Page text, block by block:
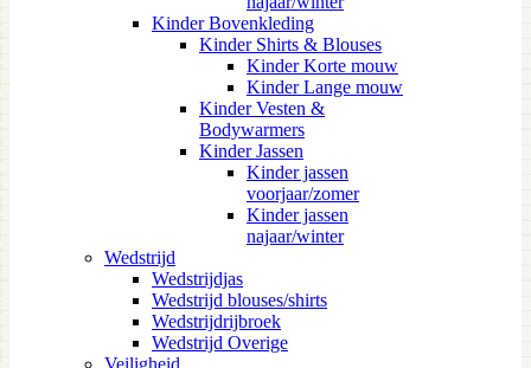
Kinder Bovenkleding
Kinder Shirts & Blouses
Kinder Korte mouw
Kinder Lange mouw
Kinder Vesten &
Bodywarmers
Kinder Jassen
Kinder jassen
voorjaar/zomer
Kinder jassen
najaar/winter
Wedstrijd
Wedstrijdjas
Wedstrijd blouses/shirts
Wedstrijdrijbroek
Wedstrijd Overige